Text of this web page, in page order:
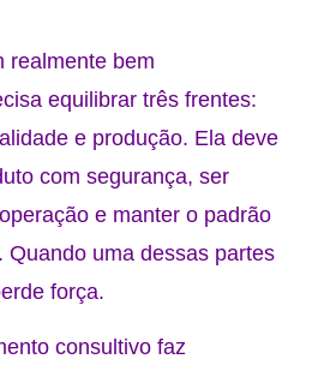
realmente bem
equilibrar três frentes:
e produção. Ela deve
com segurança, ser
e manter o padrão
Quando uma dessas partes
força.
consultivo faz